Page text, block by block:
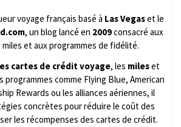
voyage français basé à Las Vegaset le
, un blog lancé en 2009consacré aux
miles et aux programmes de fidélité.
cartes de crédit voyage, les mileset
programmes comme Flying Blue, American
Rewards ou les alliances aériennes, il
concrètes pour réduire le coût des
les récompenses des cartes de crédit.